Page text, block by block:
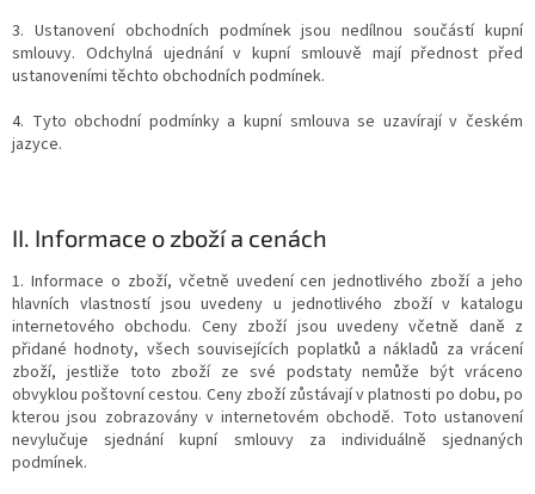
3. Ustanovení obchodních podmínek jsou nedílnou součástí kupní
smlouvy. Odchylná ujednání v kupní smlouvě mají přednost před
ustanoveními těchto obchodních podmínek.
4. Tyto obchodní podmínky a kupní smlouva se uzavírají v českém
jazyce.
II. Informace o zboží a cenách
1. Informace o zboží, včetně uvedení cen jednotlivého zboží a jeho
hlavních vlastností jsou uvedeny u jednotlivého zboží v katalogu
internetového obchodu. Ceny zboží jsou uvedeny včetně daně z
přidané hodnoty, všech souvisejících poplatků a nákladů za vrácení
zboží, jestliže toto zboží ze své podstaty nemůže být vráceno
obvyklou poštovní cestou. Ceny zboží zůstávají v platnosti po dobu, po
kterou jsou zobrazovány v internetovém obchodě. Toto ustanovení
nevylučuje sjednání kupní smlouvy za individuálně sjednaných
podmínek.